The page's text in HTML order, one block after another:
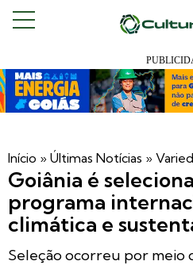
Início » Últimas Notícias »
Goiânia é
programa
climática e
Seleção ocorreu por meio